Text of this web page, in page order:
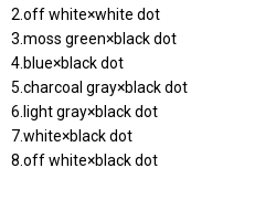
2.off white×white dot
3.moss green×black dot
4.blue×black dot
5.charcoal gray×black dot
6.light gray×black dot
7.white×black dot
8.off white×black dot